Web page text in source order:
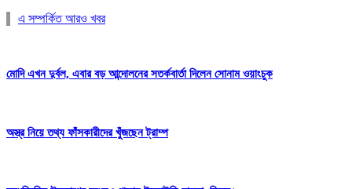
এ সম্পর্কিত আরও খবর
মোদি এখন দুর্বল, এবার বড় আন্দোলনের সতর্কবার্তা দিলেন সোনাম ওয়াংচুক
অস্ত্র নিয়ে তথ্য ফাঁসকারীদের খুঁজছেন ট্রাম্প